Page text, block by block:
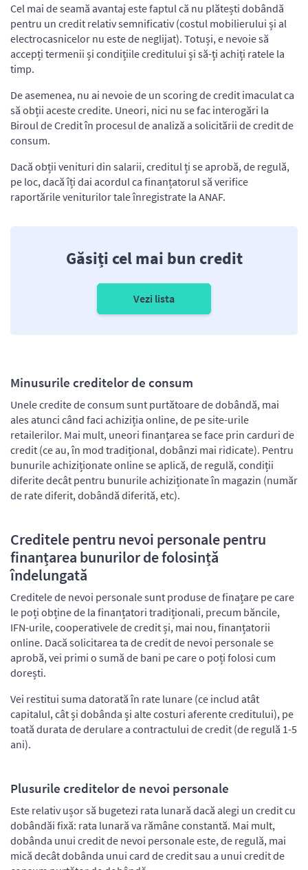
Cel mai de seamă avantaj este faptul că nu plătești dobândă
pentru un credit relativ semnificativ (costul mobilierului și al
electrocasnicelor nu este de neglijat). Totuși, e nevoie să
accepți termenii și condițiile creditului și să-ți achiți ratele la
timp.
De asemenea, nu ai nevoie de un scoring de credit imaculat ca
să obții aceste credite. Uneori, nici nu se fac interogări la
Biroul de Credit în procesul de analiză a solicitării de credit de
consum.
Dacă obții venituri din salarii, creditul ți se aprobă, de regulă,
pe loc, dacă îți dai acordul ca finanțatorul să verifice
raportările veniturilor tale înregistrate la ANAF.
Găsiți cel mai bun credit
Vezi lista
Minusurile creditelor de consum
Unele credite de consum sunt purtătoare de dobândă, mai
ales atunci când faci achiziția online, de pe site-urile
retailerilor. Mai mult, uneori finanțarea se face prin carduri de
credit (ce au, în mod tradițional, dobânzi mai ridicate). Pentru
bunurile achiziționate online se aplică, de regulă, condiții
diferite decât pentru bunurile achiziționate în magazin (număr
de rate diferit, dobândă diferită, etc).
Creditele pentru nevoi personale pentru
finanțarea bunurilor de folosință
îndelungată
Creditele de nevoi personale sunt produse de finațare pe care
le poți obține de la finanțatori tradiționali, precum băncile,
IFN-urile, cooperativele de credit și, mai nou, finanțatorii
online. Dacă solicitarea ta de credit de nevoi personale se
aprobă, vei primi o sumă de bani pe care o poți folosi cum
dorești.
Vei restitui suma datorată în rate lunare (ce includ atât
capitalul, cât și dobânda și alte costuri aferente creditului), pe
toată durata de derulare a contractului de credit (de regulă 1-5
ani).
Plusurile creditelor de nevoi personale
Este relativ ușor să bugetezi rata lunară dacă alegi un credit cu
dobândăi fixă: rata lunară va rămâne constantă. Mai mult,
dobânda unui credit de nevoi personale este, de regulă, mai
mică decât dobânda unui card de credit sau a unui credit de